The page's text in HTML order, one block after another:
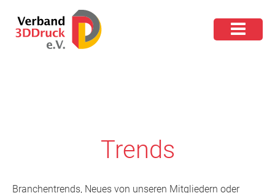
Trends
Branchentrends, Neues von unseren Mitgliedern oder